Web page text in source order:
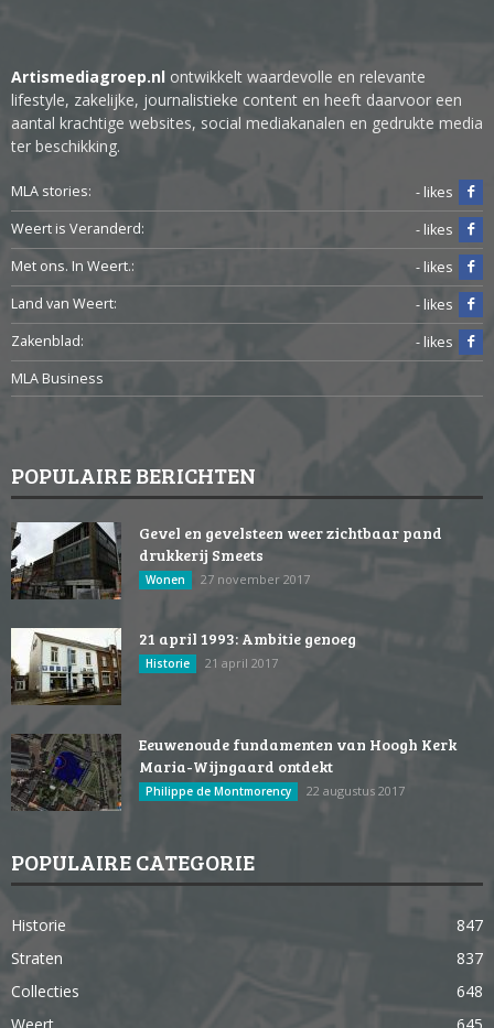
Artismediagroep.nl ontwikkelt waardevolle en relevante
lifestyle, zakelijke, journalistieke content en heeft daarvoor een
aantal krachtige websites, social mediakanalen en gedrukte media
ter beschikking.
MLA stories:
- likes
Weert is Veranderd:
- likes
Met ons. In Weert.:
- likes
Land van Weert:
- likes
Zakenblad:
- likes
MLA Business
POPULAIRE BERICHTEN
Gevel en gevelsteen weer zichtbaar pand
drukkerij Smeets
Wonen 27 november 2017
21 april 1993: Ambitie genoeg
Historie 21 april 2017
Eeuwenoude fundamenten van Hoogh Kerk
Maria-Wijngaard ontdekt
Philippe de Montmorency 22 augustus 2017
POPULAIRE CATEGORIE
Historie
847
Straten
837
Collecties
648